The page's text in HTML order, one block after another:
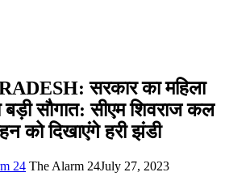
सरकार का महिला
बड़ी सौगात: सीएम शिवराज कल
को दिखाएंगे हरी झंडी
The Alarm 24July 27, 2023